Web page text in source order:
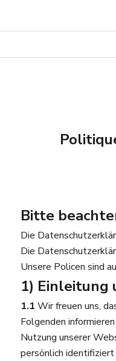
Bitte
Die
Die
Unsere Policen sind
1)
1.1 Wir freuen uns,
Folgenden
Nutzung unserer
persönlich identifiziert